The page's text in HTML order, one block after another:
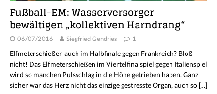
Fußball-EM: Wasserversorger
bewältigen „kollektiven Harndrang“
06/07/2016 Siegfried Gendries 1
Elfmeterschießen auch im Halbfinale gegen Frankreich? Bloß
nicht! Das Elfmeterschießen im Viertelfinalspiel gegen Italienspiel
wird so manchen Pulsschlag in die Höhe getrieben haben. Ganz
sicher war das Herz nicht das einzige gestresste Organ, auch so […]